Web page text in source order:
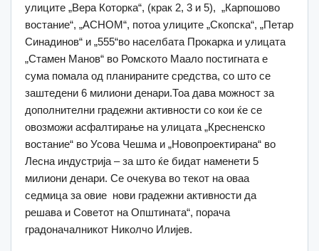
улиците „Вера Которка“, (крак 2, 3 и 5), „Карпошово
востание“, „АСНОМ“, потоа улиците „Скопска“, „Петар
Синадинов“ и „555“во населбата Прокарка и улицата
„Стамен Манов“ во Ромското Маало постигната е
сума помала од планираните средства, со што се
заштедени 6 милиони денари.Тоа дава можност за
дополнителни градежни активности со кои ќе се
овозможи асфалтирање на улицата „Кресненско
востание“ во Усова Чешма и „Новопроектирана“ во
Лесна индустрија – за што ќе бидат наменети 5
милиони денари. Се очекува во текот на оваа
седмица за овие нови градежни активности да
решава и Советот на Општината“, порача
градоначалникот Николчо Илијев.